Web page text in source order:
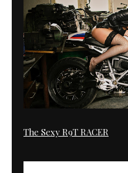
The Sexy R9T RACER